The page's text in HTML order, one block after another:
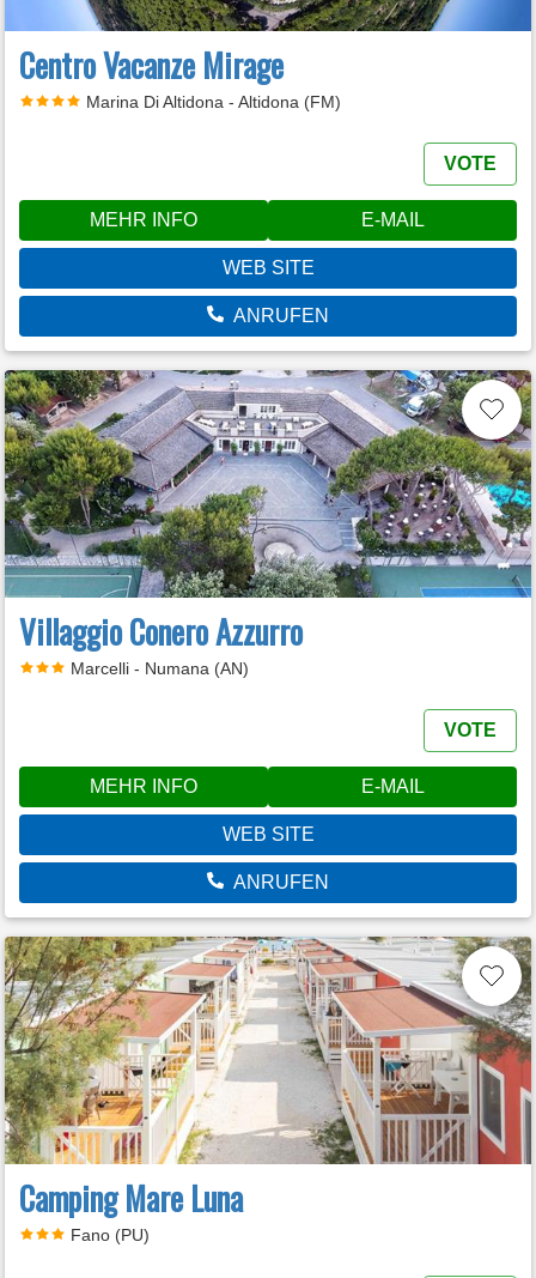
Centro Vacanze Mirage
Marina Di Altidona - Altidona (FM)
VOTE
MEHR INFO E-MAIL
WEB SITE
ANRUFEN
Villaggio Conero Azzurro
Marcelli - Numana (AN)
VOTE
MEHR INFO E-MAIL
WEB SITE
ANRUFEN
Camping Mare Luna
Fano (PU)